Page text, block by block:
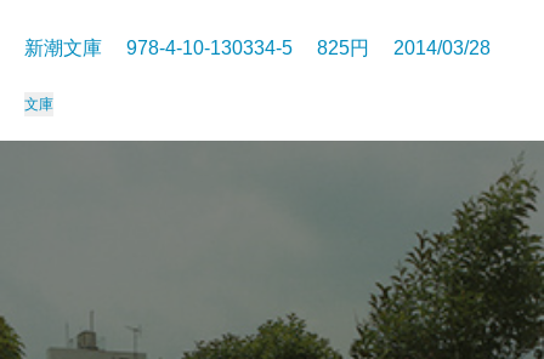
新潮文庫 978-4-10-130334-5 825円 2014/03/28
文庫